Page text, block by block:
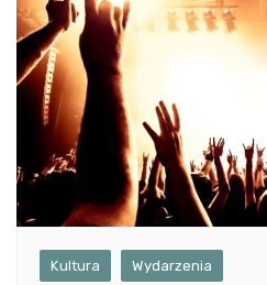
Kultura Wydarzenia